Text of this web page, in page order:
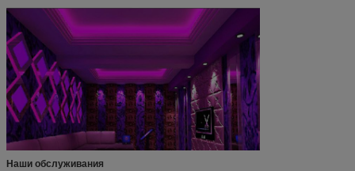
Наши обслуживания